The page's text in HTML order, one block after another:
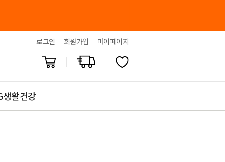
로그인 회원가입 마이페이지
생활건강